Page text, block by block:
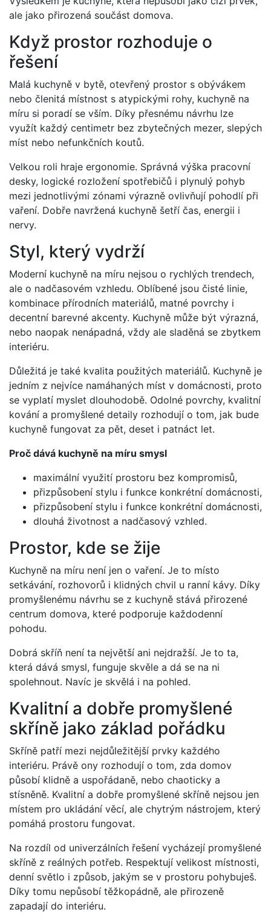
ale jako přirozená součást domova.
Když prostor rozhoduje o
řešení
Malá kuchyně v bytě, otevřený prostor s obývákem
nebo členitá místnost s atypickými rohy, kuchyně na
míru si poradí se vším. Díky přesnému návrhu lze
využít každý centimetr bez zbytečných mezer, slepých
míst nebo nefunkčních koutů.
Velkou roli hraje ergonomie. Správná výška pracovní
desky, logické rozložení spotřebičů i plynulý pohyb
mezi jednotlivými zónami výrazně ovlivňují pohodlí při
vaření. Dobře navržená kuchyně šetří čas, energii i
nervy.
Styl, který vydrží
Moderní kuchyně na míru nejsou o rychlých trendech,
ale o nadčasovém vzhledu. Oblíbené jsou čisté linie,
kombinace přírodních materiálů, matné povrchy i
decentní barevné akcenty. Kuchyně může být výrazná,
nebo naopak nenápadná, vždy ale sladěná se zbytkem
interiéru.
Důležitá je také kvalita použitých materiálů. Kuchyně je
jedním z nejvíce namáhaných míst v domácnosti, proto
se vyplatí myslet dlouhodobě. Odolné povrchy, kvalitní
kování a promyšlené detaily rozhodují o tom, jak bude
kuchyně fungovat za pět, deset i patnáct let.
Proč dává kuchyně na míru smysl
maximální využití prostoru bez kompromisů,
přizpůsobení stylu i funkce konkrétní domácnosti,
přizpůsobení stylu i funkce konkrétní domácnosti,
dlouhá životnost a nadčasový vzhled.
Prostor, kde se žije
Kuchyně na míru není jen o vaření. Je to místo
setkávání, rozhovorů i klidných chvil u ranní kávy. Díky
promyšlenému návrhu se z kuchyně stává přirozené
centrum domova, které podporuje každodenní
pohodu.
Dobrá skříň není ta největší ani nejdražší. Je to ta,
která dává smysl, funguje skvěle a dá se na ni
spolehnout. Navíc je skvělá i na pohled.
Kvalitní a dobře promyšlené
skříně jako základ pořádku
Skříně patří mezi nejdůležitější prvky každého
interiéru. Právě ony rozhodují o tom, zda domov
působí klidně a uspořádaně, nebo chaoticky a
stísněně. Kvalitní a dobře promyšlené skříně nejsou jen
místem pro ukládání věcí, ale chytrým nástrojem, který
pomáhá prostoru fungovat.
Na rozdíl od univerzálních řešení vycházejí promyšlené
skříně z reálných potřeb. Respektují velikost místnosti,
denní světlo i způsob, jakým se v prostoru pohybuješ.
Díky tomu nepůsobí těžkopádně, ale přirozeně
zapadají do interiéru.